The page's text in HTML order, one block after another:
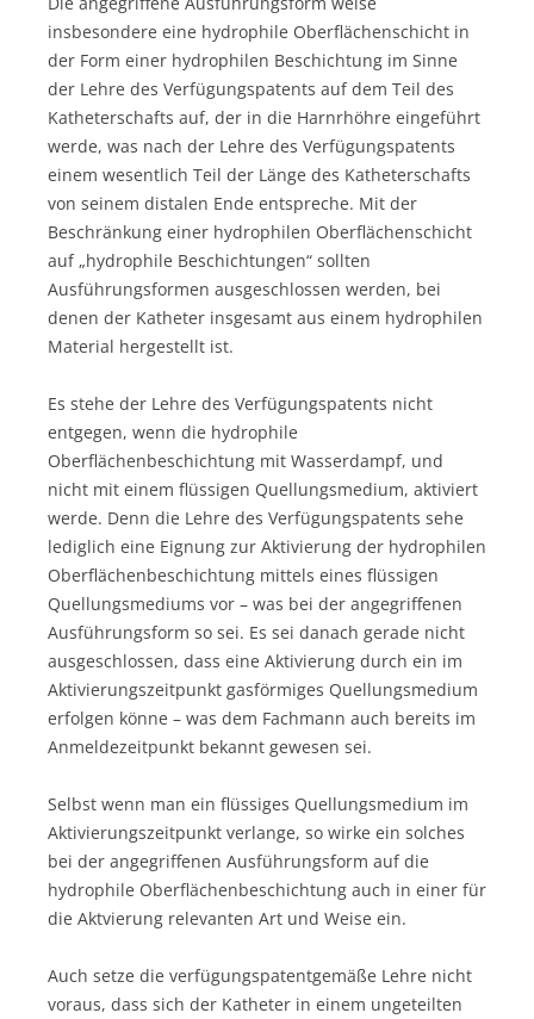
insbesondere eine hydrophile Oberflächenschicht in
der Form einer hydrophilen Beschichtung im Sinne
der Lehre des Verfügungspatents auf dem Teil des
Katheterschafts auf, der in die Harnrhöhre eingeführt
werde, was nach der Lehre des Verfügungspatents
einem wesentlich Teil der Länge des Katheterschafts
von seinem distalen Ende entspreche. Mit der
Beschränkung einer hydrophilen Oberflächenschicht
auf „hydrophile Beschichtungen“ sollten
Ausführungsformen ausgeschlossen werden, bei
denen der Katheter insgesamt aus einem hydrophilen
Material hergestellt ist.
Es stehe der Lehre des Verfügungspatents nicht
entgegen, wenn die hydrophile
Oberflächenbeschichtung mit Wasserdampf, und
nicht mit einem flüssigen Quellungsmedium, aktiviert
werde. Denn die Lehre des Verfügungspatents sehe
lediglich eine Eignung zur Aktivierung der hydrophilen
Oberflächenbeschichtung mittels eines flüssigen
Quellungsmediums vor – was bei der angegriffenen
Ausführungsform so sei. Es sei danach gerade nicht
ausgeschlossen, dass eine Aktivierung durch ein im
Aktivierungszeitpunkt gasförmiges Quellungsmedium
erfolgen könne – was dem Fachmann auch bereits im
Anmeldezeitpunkt bekannt gewesen sei.
Selbst wenn man ein flüssiges Quellungsmedium im
Aktivierungszeitpunkt verlange, so wirke ein solches
bei der angegriffenen Ausführungsform auf die
hydrophile Oberflächenbeschichtung auch in einer für
die Aktvierung relevanten Art und Weise ein.
Auch setze die verfügungspatentgemäße Lehre nicht
voraus, dass sich der Katheter in einem ungeteilten